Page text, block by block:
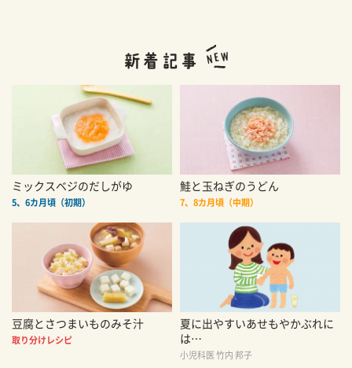
ミックスベジのだしがゆ
5、6カ月頃（初期）
鮭と玉ねぎのうどん
7、8カ月頃（中期）
豆腐とさつまいものみそ汁
取り分けレシピ
夏に出やすいあせもやかぶれに
は…
小児科医 竹内 邦子